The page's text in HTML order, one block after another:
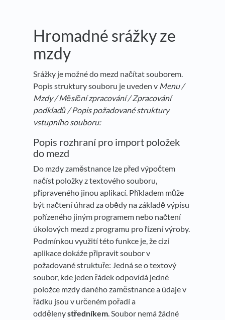
Hromadné srážky ze
mzdy
Srážky je možné do mezd načítat souborem.
Popis struktury souboru je uveden v Menu /
Mzdy / Měsíční zpracování / Zpracování
podkladů / Popis požadované struktury
vstupního souboru:
Popis rozhraní pro import položek
do mezd
Do mzdy zaměstnance lze před výpočtem
načíst položky z textového souboru,
připraveného jinou aplikací. Příkladem může
být načtení úhrad za obědy na základě výpisu
pořízeného jiným programem nebo načtení
úkolových mezd z programu pro řízení výroby.
Podmínkou využití této funkce je, že cizí
aplikace dokáže připravit soubor v
požadované struktuře: Jedná se o textový
soubor, kde jeden řádek odpovídá jedné
položce mzdy daného zaměstnance a údaje v
řádku jsou v určeném pořadí a
oddělenystředníkem. Soubor nemá žádné